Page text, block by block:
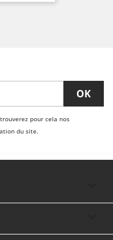
pour cela nos
du site.